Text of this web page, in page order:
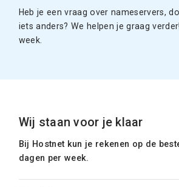
Heb je een vraag over nameservers,
iets anders? We helpen je graag
week.
Wij staan voor je klaar
Bij Hostnet kun je rekenen op de
dagen per week.